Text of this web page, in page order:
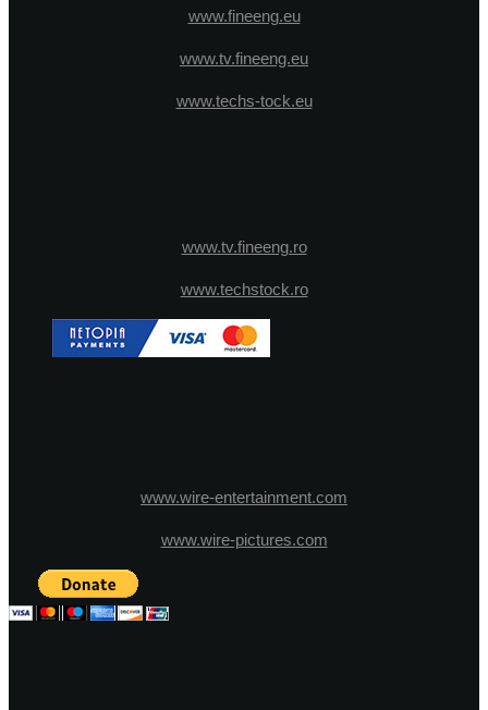
www.fineeng.eu
www.tv.fineeng.eu
www.techs-tock.eu
www.tv.fineeng.ro
www.techstock.ro
www.wire-entertainment.com
www.wire-pictures.com